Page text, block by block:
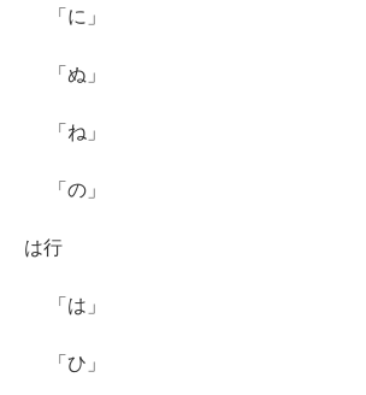
「に」
「ぬ」
「ね」
「の」
は行
「は」
「ひ」